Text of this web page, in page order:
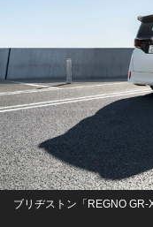
ブリヂストン「REGNO